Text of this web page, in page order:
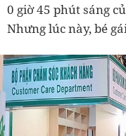
0 giờ 45 phút sáng
Nhưng lúc này, bé